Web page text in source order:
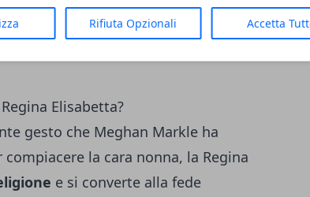
Rifiuta Opzionali Accetta
bianco candido, scelta già
rispetterà la tradizione o
Elisabetta?
gesto che Meghan Markle ha
la cara nonna, la Regina
e si converte alla fede